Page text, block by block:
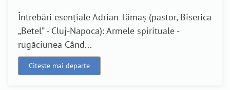
Întrebări esențiale Adrian Tămaș (pastor, Biserica
„Betel” - Cluj-Napoca): Armele spirituale -
rugăciunea Când...
Citește mai departe